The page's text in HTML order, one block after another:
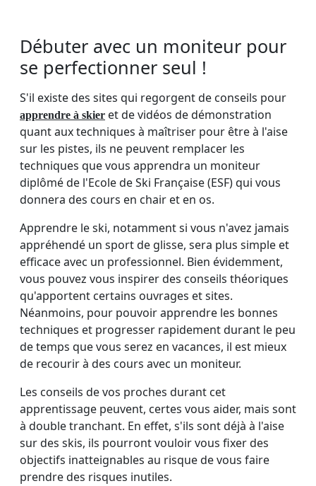
Débuter avec un moniteur pour
se perfectionner seul !
S'il existe des sites qui regorgent de conseils pour
apprendre à skier et de vidéos de démonstration
quant aux techniques à maîtriser pour être à l'aise
sur les pistes, ils ne peuvent remplacer les
techniques que vous apprendra un moniteur
diplômé de l'Ecole de Ski Française (ESF) qui vous
donnera des cours en chair et en os.
Apprendre le ski, notamment si vous n'avez jamais
appréhendé un sport de glisse, sera plus simple et
efficace avec un professionnel. Bien évidemment,
vous pouvez vous inspirer des conseils théoriques
qu'apportent certains ouvrages et sites.
Néanmoins, pour pouvoir apprendre les bonnes
techniques et progresser rapidement durant le peu
de temps que vous serez en vacances, il est mieux
de recourir à des cours avec un moniteur.
Les conseils de vos proches durant cet
apprentissage peuvent, certes vous aider, mais sont
à double tranchant. En effet, s'ils sont déjà à l'aise
sur des skis, ils pourront vouloir vous fixer des
objectifs inatteignables au risque de vous faire
prendre des risques inutiles.